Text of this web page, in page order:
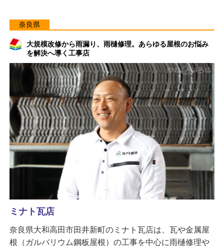
奈良県
大規模改修から雨漏り、雨樋修理。あらゆる屋根のお悩み
を解決へ導く工事店
ミナト瓦店
奈良県大和高田市田井新町のミナト瓦店は、瓦や金属屋
根（ガルバリウム鋼板屋根）の工事を中心に雨樋修理や